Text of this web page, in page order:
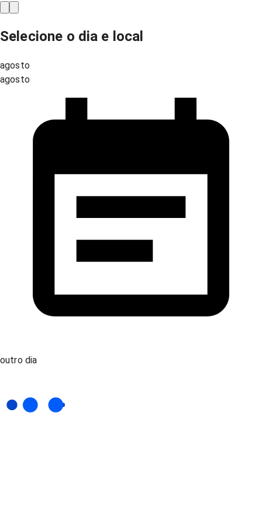
Selecione o dia e local
agosto
agosto
outro dia